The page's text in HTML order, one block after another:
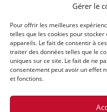
Gérer le
Pour offrir les meilleures
telles que les cookies pour
appareils. Le fait de consentir à
traiter des données telles que le
uniques sur ce site. Le fait de ne
consentement peut avoir un effet
et fonctions.
Trouver nos produits
Politique de frais d'envoi
Termes et conditions
Politique de remboursement